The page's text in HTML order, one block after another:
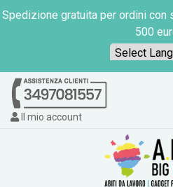
Spedizione gratuita per ordini
500
Il mio account